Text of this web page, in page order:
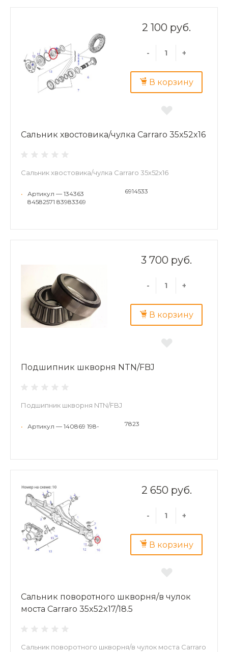
2 100 руб.
- +
В корзину
Сальник хвостовика/чулка Carraro 35x52x16
Сальник хвостовика/чулка Carraro 35x52x16
•
Артикул — 134363
84582571 83983369
6914533
3 700 руб.
- +
В корзину
Подшипник шкворня NTN/FBJ
Подшипник шкворня NTN/FBJ
• Артикул — 140869 198- 7823
2 650 руб.
- +
В корзину
Сальник поворотного шкворня/в чулок
моста Carraro 35x52x17/18.5
Сальник поворотного шкворня/в чулок моста Carraro